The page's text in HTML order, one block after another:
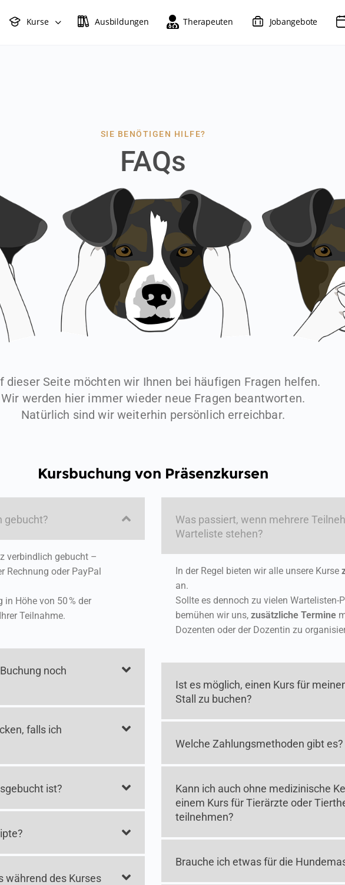
Kurse Ausbildungen Therapeuten Jobangebote
SIE BENÖTIGEN HILFE?
FAQs
dieser Seite möchten wir Ihnen bei häufigen Fragen helfen.
Wir werden hier immer wieder neue Fragen beantworten.
Natürlich sind wir weiterhin persönlich erreichbar.
Kursbuchung von Präsenzkursen
gebucht?
verbindlich gebucht –
Rechnung oder PayPal
Höhe von 50 % der
Teilnahme.
noch
falls ich
ist?
während des Kurses
Was passiert, wenn mehrere
Warteliste stehen?
In der Regel bieten wir alle unsere Kurse
an.
Sollte es dennoch zu vielen Wartelisten-
bemühen wir uns, zusätzliche Termine
Dozenten oder der Dozentin zu
Ist es möglich, einen Kurs für
Stall zu buchen?
Welche Zahlungsmethoden gibt es?
Kann ich auch ohne medizinische
einem Kurs für Tierärzte oder
teilnehmen?
Brauche ich etwas für die